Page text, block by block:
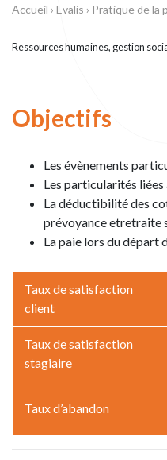
Accueil › Evalis › Pratique de la
Ressources humaines, gestion
Objectifs
Les évènements
Les particularités
La déductibilité des
prévoyance etretraite
La paie lors du départ
Taux de satisfaction
client
Taux de satisfaction
stagiaire
Taux d’abandon